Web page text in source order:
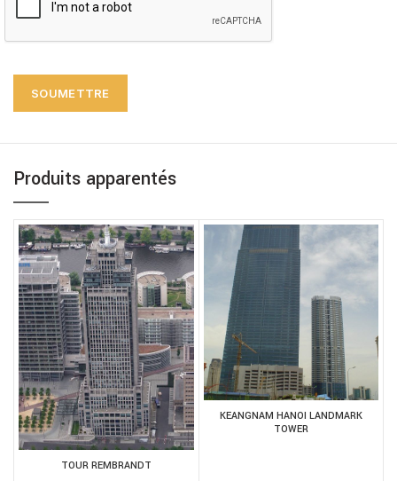
Produits apparentés
TOUR REMBRANDT
KEANGNAM HANOI LANDMARK
TOWER